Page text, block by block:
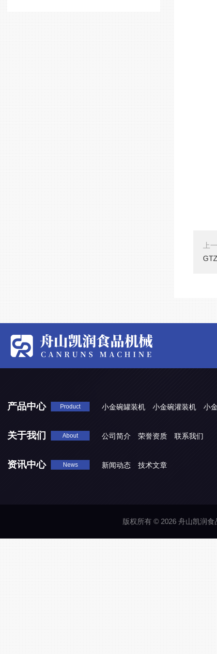
上
产品中心 Product 小金碗罐装机 小金碗灌装机 小
关于我们 About 公司简介 荣誉资质 联系我们
资讯中心 News 新闻动态 技术文章
版权所有 © 2026 舟山凯润